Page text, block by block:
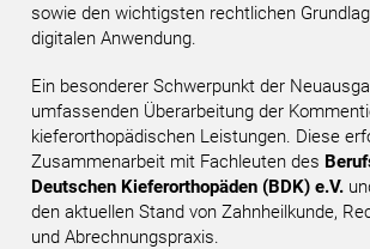
sowie den wichtigsten rechtlichen
digitalen Anwendung.
Ein besonderer Schwerpunkt der
umfassenden Überarbeitung der
kieferorthopädischen Leistungen. Diese
Zusammenarbeit mit Fachleuten des
Deutschen Kieferorthopäden (BDK) e.V.
den aktuellen Stand von Zahnheilkunde,
und Abrechnungspraxis.